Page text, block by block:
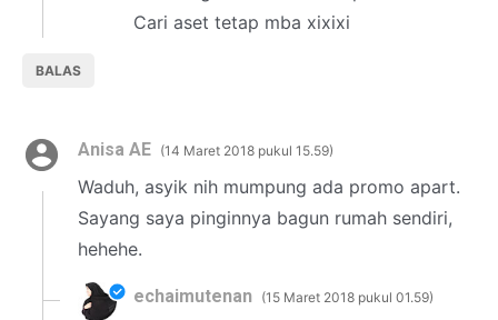
BALAS
Cari aset tetap mba xixixi
Anisa AE 14 Maret 2018 pukul 15.59
Waduh, asyik nih mumpung ada promo apart.
Sayang saya pinginnya bagun rumah sendiri,
hehehe.
echaimutenan 15 Maret 2018 pukul 01.59